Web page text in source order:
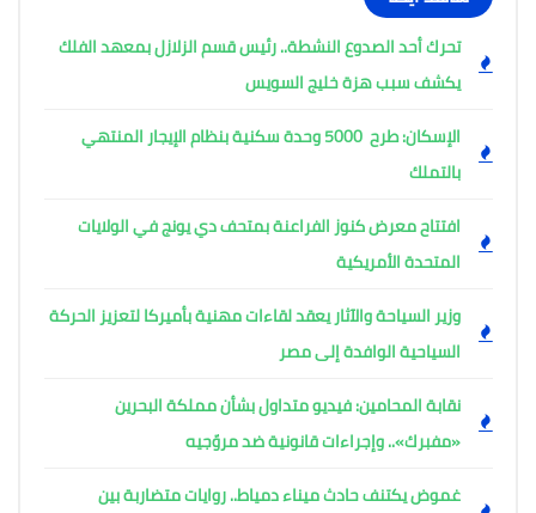
تحرك أحد الصدوع النشطة.. رئيس قسم الزلازل بمعهد الفلك
يكشف سبب هزة خليج السويس
الإسكان: طرح 5000 وحدة سكنية بنظام الإيجار المنتهي
بالتملك
افتتاح معرض كنوز الفراعنة بمتحف دي يونج في الولايات
المتحدة الأمريكية
وزير السياحة والآثار يعقد لقاءات مهنية بأميركا لتعزيز الحركة
السياحية الوافدة إلى مصر
نقابة المحامين: فيديو متداول بشأن مملكة البحرين
«مفبرك».. وإجراءات قانونية ضد مروّجيه
غموض يكتنف حادث ميناء دمياط.. روايات متضاربة بين